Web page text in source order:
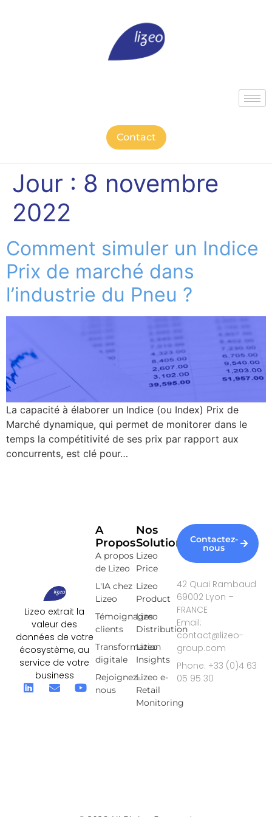
Contact
Jour : 8 novembre
2022
Comment simuler un Indice
Prix de marché dans
l’industrie du Pneu ?
La capacité à élaborer un Indice (ou Index) Prix de
Marché dynamique, qui permet de monitorer dans le
temps la compétitivité de ses prix par rapport aux
concurrents, est clé pour…
Lizeo extrait la
valeur des
données de votre
écosystème, au
service de votre
business
Nos
Solutions
Lizeo
Price
Lizeo
Product
Lizeo
Distribution
Lizeo
Insights
Lizeo e-
Retail
Monitoring
A
Propos
A propos
de Lizeo
L'IA chez
Lizeo
Témoignages
clients
Transformation
digitale
Rejoignez-
nous
Contactez-
nous
42 Quai Rambaud
69002 Lyon –
FRANCE
Email:
contact@lizeo-
group.com
Phone: +33 (0)4 63
05 95 30